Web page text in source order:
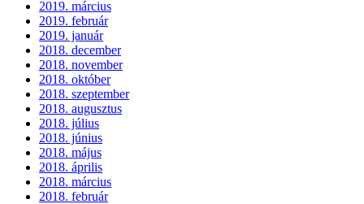
2019. március
2019. február
2019. január
2018. december
2018. november
2018. október
2018. szeptember
2018. augusztus
2018. július
2018. június
2018. május
2018. április
2018. március
2018. február